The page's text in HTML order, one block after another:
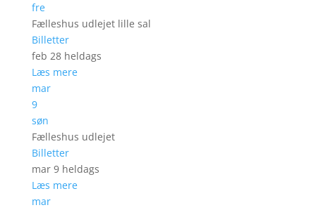
fre
Fælleshus udlejet lille sal
Billetter
feb 28 heldags
Læs mere
mar
9
søn
Fælleshus udlejet
Billetter
mar 9 heldags
Læs mere
mar